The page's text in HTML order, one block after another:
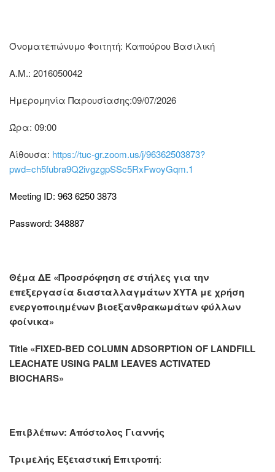
Όνοματεπώνυμο Φοιτητή: Καπούρου Βασιλική
Α.Μ.: 2016050042
Ημερομηνία Παρουσίασης:09/07/2026
Ώρα: 09:00
Αίθουσα: https://tuc-gr.zoom.us/j/96362503873?
pwd=ch5fubra9Q2ivgzgpSSc5RxFwoyGqm.1
Meeting ID: 963 6250 3873
Password: 348887
Θέμα ΔE «Προσρόφηση σε στήλες για την
επεξεργασία διασταλλαγμάτων ΧΥΤΑ με χρήση
ενεργοποιημένων βιοεξανθρακωμάτων φύλλων
φοίνικα»
Title «FIXED-BED COLUMN ADSORPTION OF LANDFILL
LEACHATE USING PALM LEAVES ACTIVATED
BIOCHARS»
Επιβλέπων: Απόστολος Γιαννής
Τριμελής Εξεταστική Επιτροπή: